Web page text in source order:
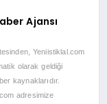
Ajansı
Yeniistiklal.com
olarak geldiği
kaynaklarıdır.
adresimize